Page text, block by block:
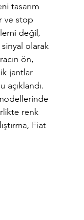
tasarım
ve stop
değil,
olarak
ön,
jantlar
renk
Fiat